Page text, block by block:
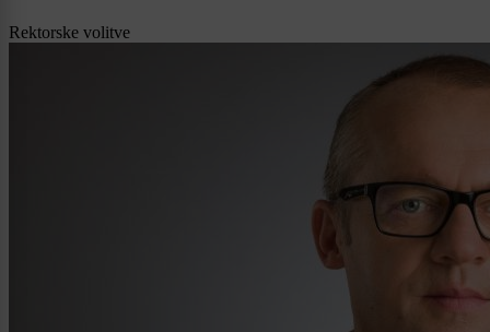
Rektorske volitve